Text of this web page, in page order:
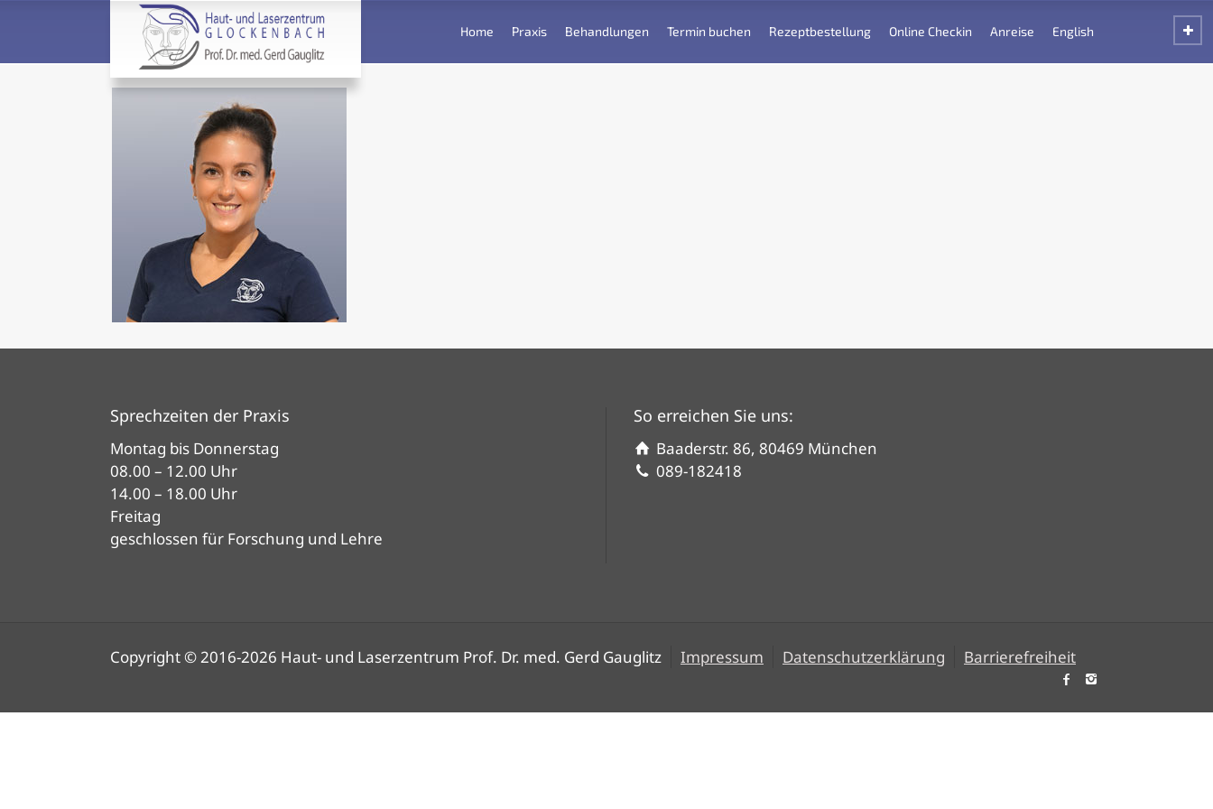
Home Praxis Behandlungen Termin buchen Rezeptbestellung Online Checkin Anreise English
Sprechzeiten der Praxis
Montag bis Donnerstag
08.00 – 12.00 Uhr
14.00 – 18.00 Uhr
Freitag
geschlossen für Forschung und Lehre
So erreichen Sie uns:
Baaderstr. 86, 80469 München
089-182418
Copyright © 2016-2026 Haut- und Laserzentrum Prof. Dr. med. Gerd Gauglitz Impressum Datenschutzerklärung Barrierefreiheit